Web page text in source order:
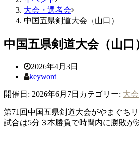
大会・選考会
中国五県剣道大会（山口）
中国五県剣道大会（山口
2026年4月3日
keyword
開催日: 2026年6月7日 カテゴリー: 大
第71回中国五県剣道大会がやまぐち
試合は5分３本勝負で時間内に勝敗が